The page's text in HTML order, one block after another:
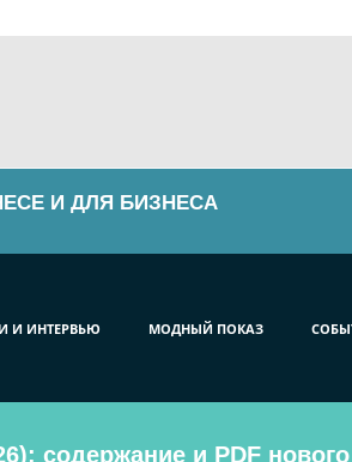
И ДЛЯ БИЗНЕСА
И ИНТЕРВЬЮ МОДНЫЙ ПОКАЗ
содержание и PDF